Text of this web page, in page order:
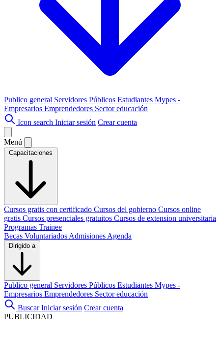
Publico general Servidores Públicos Estudiantes Mypes -
Empresarios Emprendedores Sector educación
Icon search Iniciar sesión Crear cuenta
Menú
Capacitaciones
Cursos gratis con certificado Cursos del gobierno Cursos online
gratis Cursos presenciales gratuitos Cursos de extension universitaria
Programas Trainee
Becas Voluntariados Admisiones Agenda
Dirigido a
Publico general Servidores Públicos Estudiantes Mypes -
Empresarios Emprendedores Sector educación
Buscar Iniciar sesión Crear cuenta
PUBLICIDAD